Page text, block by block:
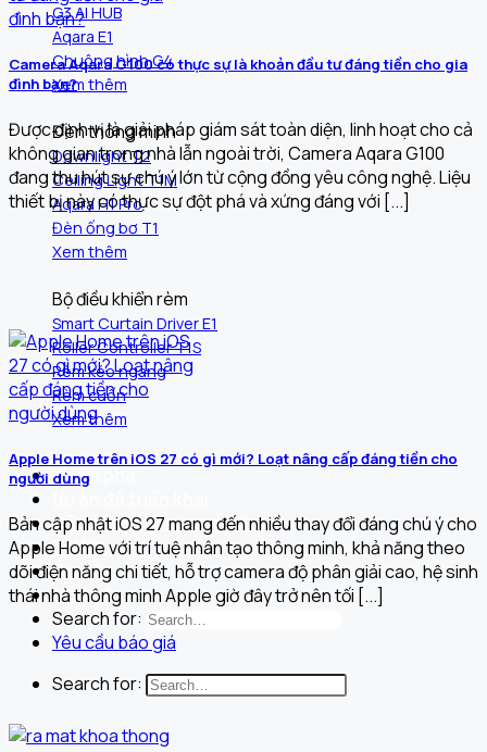
G3 AI HUB
Aqara E1
Chuông hình G4
Xem thêm
Đèn thông minh
Downlight T2
Ceiling Light T1M
Aqara H1 Pro
Đèn ống bơ T1
Xem thêm
Bộ điều khiển rèm
Smart Curtain Driver E1
Roller Controller T1S
Rèm kéo ngang
Rèm cuốn
Xem thêm
Khám phá
Câu chuyện thương hiệu
Tài liệu
Tin tức
Liên hệ
Search for:
Yêu cầu báo giá
Search for:
Camera Aqara G100 có thực sự là khoản đầu tư đáng tiền cho gia
đình bạn?
Được định vị là giải pháp giám sát toàn diện, linh hoạt cho cả
không gian trong nhà lẫn ngoài trời, Camera Aqara G100
đang thu hút sự chú ý lớn từ cộng đồng yêu công nghệ. Liệu
thiết bị này có thực sự đột phá và xứng đáng với [...]
Apple Home trên iOS 27 có gì mới? Loạt nâng cấp đáng tiền cho
người dùng
Bản cập nhật iOS 27 mang đến nhiều thay đổi đáng chú ý cho
Apple Home với trí tuệ nhân tạo thông minh, khả năng theo
dõi điện năng chi tiết, hỗ trợ camera độ phân giải cao, hệ sinh
thái nhà thông minh Apple giờ đây trở nên tối [...]